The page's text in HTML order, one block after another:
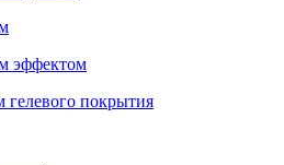
эффектом
гелевого покрытия